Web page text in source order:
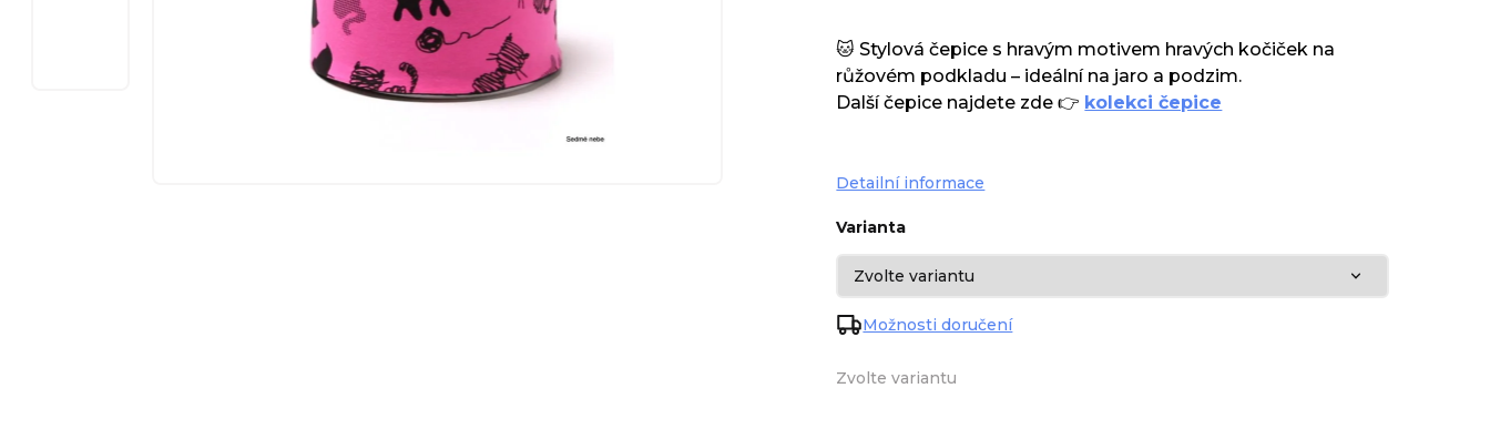
Zvolte variantu
Varianta
Možnosti doručení
🐱 Stylová čepice s hravým motivem hravých kočiček na
růžovém podkladu – ideální na jaro a podzim.
Další čepice najdete zde 👉 kolekci čepice
Detailní informace